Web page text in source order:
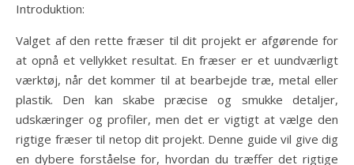
Introduktion:
Valget af den rette fræser til dit projekt er afgørende for
at opnå et vellykket resultat. En fræser er et uundværligt
værktøj, når det kommer til at bearbejde træ, metal eller
plastik. Den kan skabe præcise og smukke detaljer,
udskæringer og profiler, men det er vigtigt at vælge den
rigtige fræser til netop dit projekt. Denne guide vil give dig
en dybere forståelse for, hvordan du træffer det rigtige